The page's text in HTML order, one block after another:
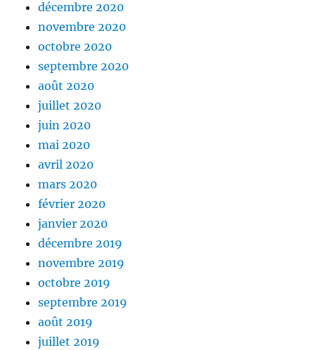
décembre 2020
novembre 2020
octobre 2020
septembre 2020
août 2020
juillet 2020
juin 2020
mai 2020
avril 2020
mars 2020
février 2020
janvier 2020
décembre 2019
novembre 2019
octobre 2019
septembre 2019
août 2019
juillet 2019